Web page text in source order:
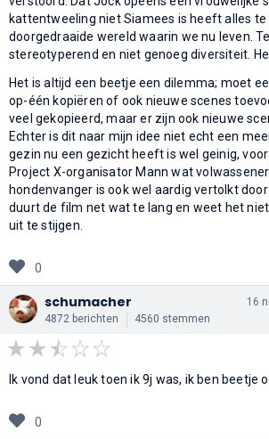
kattentweeling niet Siamees is heeft alles
doorgedraaide wereld waarin we nu leven.
stereotyperend en niet genoeg diversiteit.
Het is altijd een beetje een dilemma; moet
op-één kopiëren of ook nieuwe scenes
veel gekopieerd, maar er zijn ook nieuwe
Echter is dit naar mijn idee niet echt een
gezin nu een gezicht heeft is wel geinig,
Project X-organisator Mann wat
hondenvanger is ook wel aardig vertolkt
duurt de film net wat te lang en weet het
uit te stijgen.
0
schumacher
4872 berichten 4560 stemmen
16
Ik vond dat leuk toen ik 9j was, ik ben beetje
0